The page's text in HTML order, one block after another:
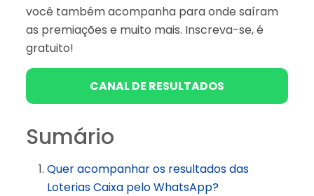
você também acompanha para onde saíram
as premiações e muito mais. Inscreva-se, é
gratuito!
CANAL DE RESULTADOS
Sumário
Quer acompanhar os resultados das
Loterias Caixa pelo WhatsApp?